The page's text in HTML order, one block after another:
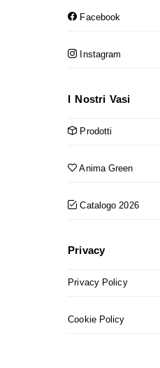
Facebook
Instagram
I Nostri Vasi
Prodotti
Anima Green
Catalogo 2026
Privacy
Privacy Policy
Cookie Policy